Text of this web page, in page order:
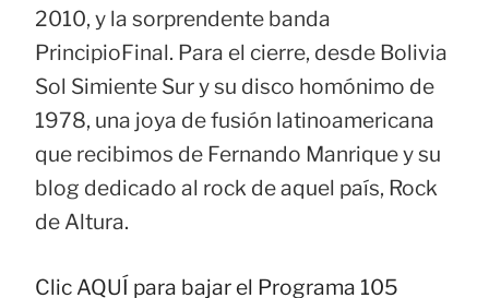
2010, y la sorprendente banda
PrincipioFinal. Para el cierre, desde Bolivia
Sol Simiente Sur y su disco homónimo de
1978, una joya de fusión latinoamericana
que recibimos de Fernando Manrique y su
blog dedicado al rock de aquel país, Rock
de Altura.
Clic AQUÍ para bajar el Programa 105